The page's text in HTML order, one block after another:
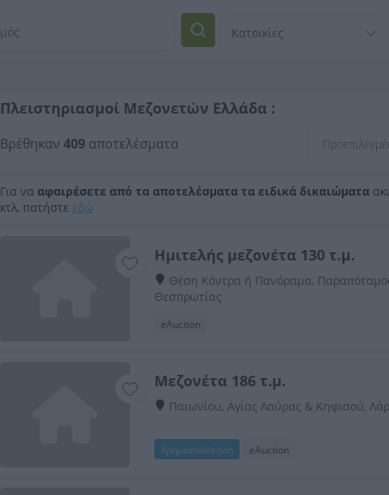
Πλειστηριασμοί Μεζονετών Ελλάδα :
Βρέθηκαν409 αποτελέσματα
Για να αφαιρέσετε από τα αποτελέσματα τα ειδικά δικαιώματα
κτλ, πατήστε εδώ
Ημιτελής μεζονέτα 130 τ.μ.
Θέση Κόντρα ή Πανόραμα,
Θεσπρωτίας
eAuction
Μεζονέτα 186 τ.μ.
Παιωνίου, Αγίας Λαύρας & Κηφισού,
Χρηματοδότηση eAuction